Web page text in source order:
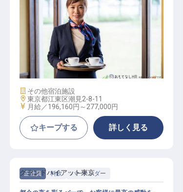
レストランサービス
施設業態
その他宿泊施設
勤務地
東京都江東区潮見2-8-11
給与
月給／196,160円～ 277,000円
キープする 詳しく見る
正社員 料飲 バーテンダー
グランドハイアット東京